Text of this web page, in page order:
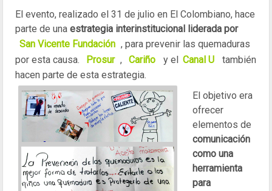
El evento, realizado el 31 de julio en El Colombiano, hace
parte de una estrategia interinstitucional liderada por
San Vicente Fundación , para prevenir las quemaduras
por esta causa.
Prosur , Cariño y el Canal U
también
hacen parte de esta estrategia.
El objetivo era
ofrecer
elementos de
comunicación
como una
herramienta
para